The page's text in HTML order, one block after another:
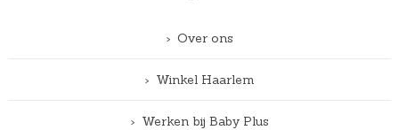
Over ons
Winkel Haarlem
Werken bij Baby Plus